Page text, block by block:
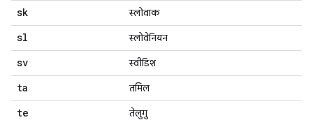
sk स्लोवाक
sl स्लोवेनियन
sv स्वीडिश
ta तमिल
te तेलुगु